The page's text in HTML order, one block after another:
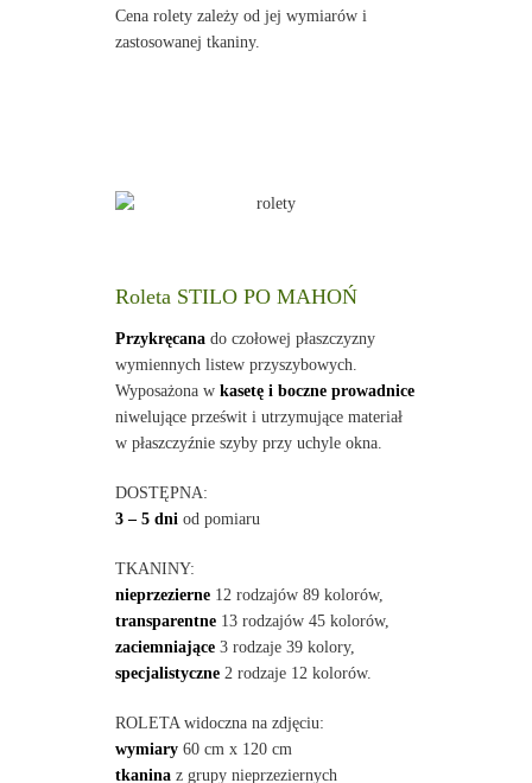
Cena rolety zależy od jej wymiarów i
zastosowanej tkaniny.
Roleta STILO PO MAHOŃ
Przykręcanado czołowej płaszczyzny
wymiennych listew przyszybowych.
Wyposażona w kasetę i boczne prowadnice
niwelujące prześwit i utrzymujące materiał
w płaszczyźnie szyby przy uchyle okna.
DOSTĘPNA:
3 – 5 dni od pomiaru
TKANINY:
nieprzezierne12 rodzajów 89 kolorów,
transparentne13 rodzajów 45 kolorów,
zaciemniające3 rodzaje 39 kolory,
specjalistyczne2 rodzaje 12 kolorów.
ROLETA widoczna na zdjęciu:
wymiary60 cm x 120 cm
tkaninaz grupy nieprzeziernych